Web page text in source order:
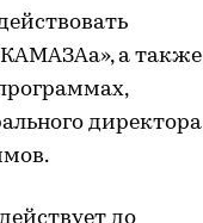
а также
директора